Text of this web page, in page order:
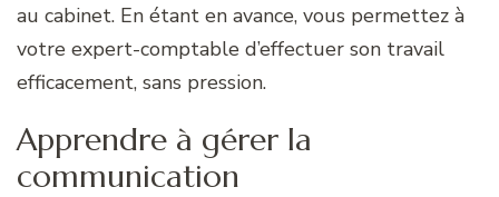
au cabinet. En étant en avance, vous permettez à
votre expert-comptable d’effectuer son travail
efficacement, sans pression.
Apprendre à gérer la
communication